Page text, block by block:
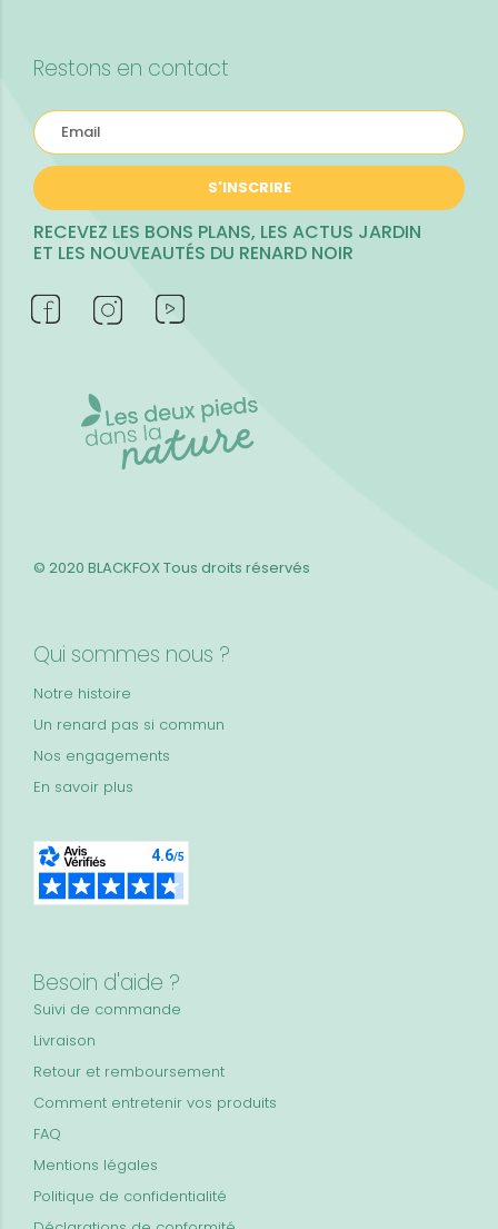
Restons en contact
S'INSCRIRE
RECEVEZ LES BONS PLANS, LES ACTUS JARDIN
ET LES NOUVEAUTÉS DU RENARD NOIR
Qui sommes nous ?
Notre histoire
Un renard pas si commun
Nos engagements
En savoir plus
Besoin d'aide ?
Suivi de commande
Livraison
Retour et remboursement
Comment entretenir vos produits
FAQ
Mentions légales
Politique de confidentialité
© 2020 BLACKFOXTous droits réservés